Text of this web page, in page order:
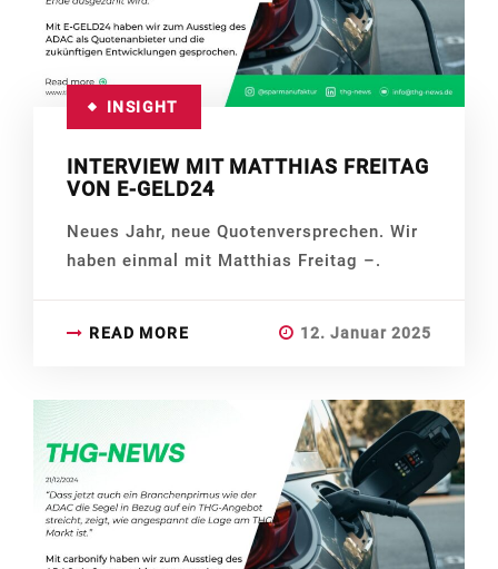
INSIGHT
INTERVIEW MIT MATTHIAS FREITAG
VON E-GELD24
Neues Jahr, neue Quotenversprechen. Wir
haben einmal mit Matthias Freitag –.
READ MORE 12. Januar 2025